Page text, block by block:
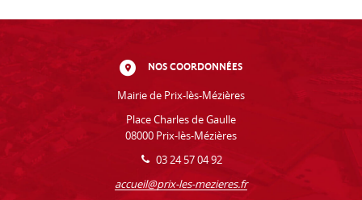
NOS COORDONNÉES
Mairie de Prix-lès-Mézières
Place Charles de Gaulle
08000 Prix-lès-Mézières
03 24 57 04 92
accueil@prix-les-mezieres.fr